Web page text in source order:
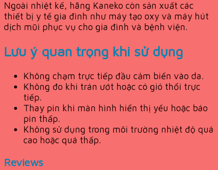
Ngoài nhiệt kế, hãng Kaneko còn sản xuất các
thiết bị y tế gia đình như máy tạo oxy và máy hút
dịch mũi phục vụ cho gia đình và bệnh viện.
Lưu ý quan trọng khi sử dụng
Không chạm trực tiếp đầu cảm biến vào da.
Không đo khi trán ướt hoặc có gió thổi trực
tiếp.
Thay pin khi màn hình hiển thị yếu hoặc báo
pin thấp.
Không sử dụng trong môi trường nhiệt độ quá
cao hoặc quá thấp.
Reviews